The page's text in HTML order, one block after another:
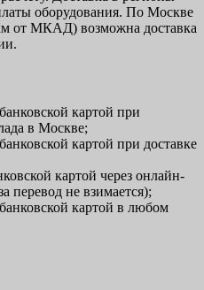
оборудования. По Москве
от МКАД) возможна доставка
картой при
в Москве;
картой при доставке
картой через онлайн-
перевод не взимается);
картой в любом